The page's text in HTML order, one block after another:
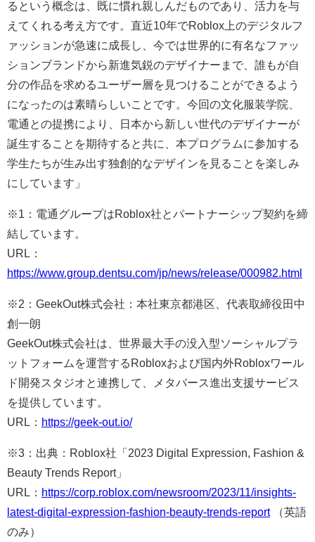
るという概念は、既に慣れ親しんだものであり、活力を与
えてくれる考え方です。直近10年でRoblox上のデジタルフ
ァッションが急速に成長し、今では世界的に有名なファッ
ションブランドから新進気鋭のデザイナーまで、誰もが自
分の作品を求めるユーザー層を見つけることができるよう
になったのは素晴らしいことです。今回の文化服装学院、
電通との提携により、日本から新しい世代のデザイナーが
誕生することを期待すると共に、本プログラムに参加する
学生たちが生み出す独創的なデザインを見ることを楽しみ
にしています」
※1：電通グループはRoblox社とパートナーシップ契約を締
結しています。
URL：
https://www.group.dentsu.com/jp/news/release/000982.html
※2：GeekOut株式会社：本社東京都港区、代表取締役田中
創一朗
GeekOut株式会社は、世界最大手の没入型ソーシャルプラ
ットフォームを運営するRobloxおよび国内外Robloxワール
ド開発スタジオと連携して、メタバース進出支援サービス
を提供しています。
URL： https://geek-out.io/
※3：出典：Roblox社「2023 Digital Expression, Fashion &
Beauty Trends Report」
URL： https://corp.roblox.com/newsroom/2023/11/insights-
latest-digital-expression-fashion-beauty-trends-report（英語
のみ）